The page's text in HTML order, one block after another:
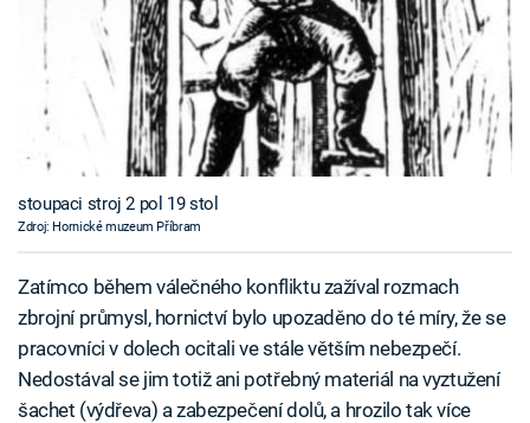
stoupaci stroj 2 pol 19 stol
Zdroj: Hornické muzeum Příbram
Zatímco během válečného konfliktu zažíval rozmach
zbrojní průmysl, hornictví bylo upozaděno do té míry, že se
pracovníci v dolech ocitali ve stále větším nebezpečí.
Nedostával se jim totiž ani potřebný materiál na vyztužení
šachet (výdřeva) a zabezpečení dolů, a hrozilo tak více